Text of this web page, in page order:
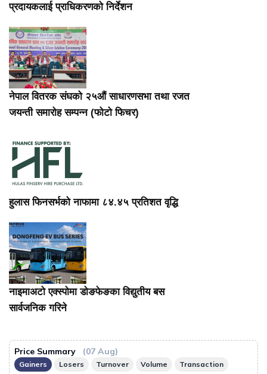
प्रदायकलाई प्राधिकरणको निर्देशन
नेपाल वितरक संघको २५औं साधारणसभा तथा रजत
जयन्ती समारोह सम्पन्न (फोटो फिचर)
हुलास फिनसर्भको नाफामा ८४.४५ प्रतिशत वृद्धि
नाइमाअटो एक्स्पोमा डोङफेङका विद्युतीय बस
सार्वजनिक गरिने